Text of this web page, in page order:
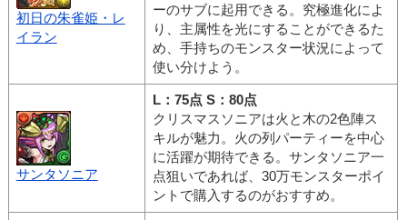
初日の朱雀姫・レ
イラン
ーのサブに起用できる。究極進化によ
り、主属性を光にすることができるた
め、手持ちのモンスター状況によって
使い分けよう。
サンタソニア
L：75点 S：80点
クリスマスソニアは火と木の2色陣ス
キルが魅力。火の列パーティーを中心
に活躍が期待できる。サンタソニア一
点狙いであれば、30万モンスターポイ
ントで購入するのがおすすめ。